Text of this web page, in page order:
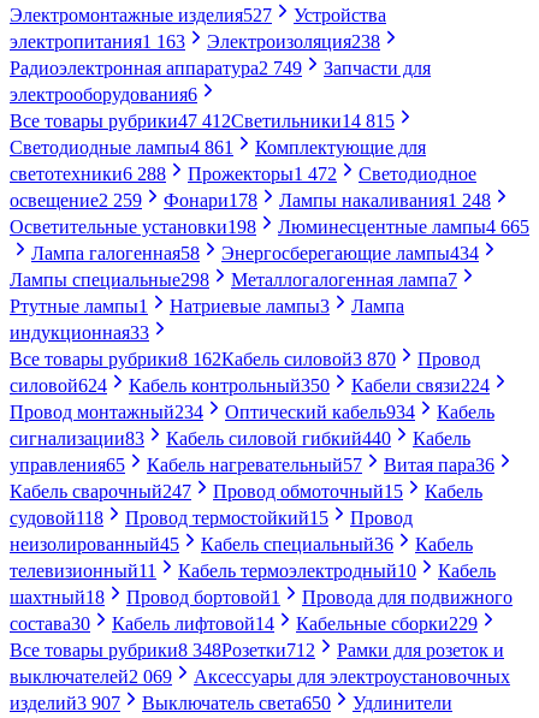
Электромонтажные изделия527
Устройства
электропитания1 163 Электроизоляция238
Радиоэлектронная аппаратура2 749
Запчасти для
электрооборудования6
Все товары рубрики47 412Светильники14 815
Светодиодные лампы4 861
Комплектующие для
светотехники6 288 Прожекторы1 472
Светодиодное
освещение2 259 Фонари178 Лампы накаливания1 248
Осветительные установки198 Люминесцентные лампы4 665
Лампа галогенная58 Энергосберегающие лампы434
Лампы специальные298 Металлогалогенная лампа7
Ртутные лампы1 Натриевые лампы3
Лампа
индукционная33
Все товары рубрики8 162Кабель силовой3 870
Провод
силовой624 Кабель контрольный350 Кабели связи224
Провод монтажный234 Оптический кабель934
Кабель
сигнализации83 Кабель силовой гибкий440
Кабель
управления65 Кабель нагревательный57 Витая пара36
Кабель сварочный247 Провод обмоточный15
Кабель
судовой118 Провод термостойкий15
Провод
неизолированный45 Кабель специальный36
Кабель
телевизионный11 Кабель термоэлектродный10
Кабель
шахтный18 Провод бортовой1
Провода для подвижного
состава30 Кабель лифтовой14 Кабельные сборки229
Все товары рубрики8 348Розетки712
Рамки для розеток и
выключателей2 069
Аксессуары для электроустановочных
изделий3 907 Выключатель света650
Удлинители